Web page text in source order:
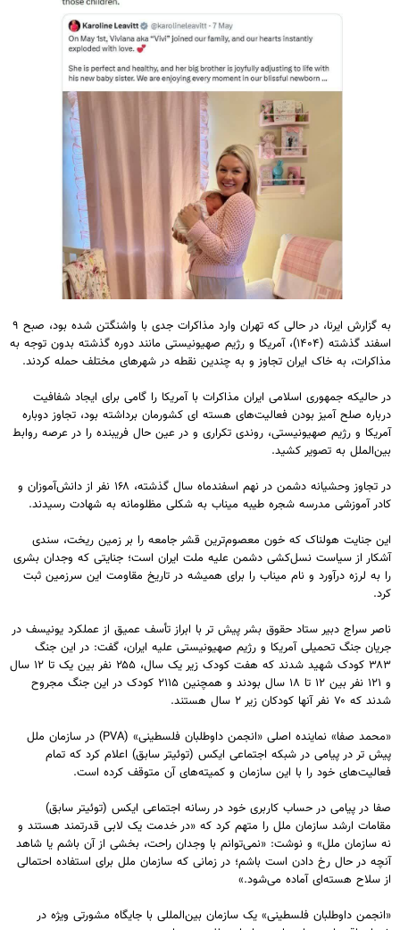
به گزارش ایرنا، در حالی که تهران وارد مذاکرات جدی با واشنگتن شده بود، صبح ۹
اسفند گذشته (۱۴۰۴)، آمریکا و رژیم صهیونیستی مانند دوره گذشته بدون توجه به
مذاکرات، به خاک ایران تجاوز و به چندین نقطه در شهرهای مختلف حمله کردند.
‌در حالیکه جمهوری اسلامی ایران مذاکرات با آمریکا را گامی برای ایجاد شفافیت
درباره صلح آمیز بودن فعالیت‌های هسته ای کشورمان برداشته بود، تجاوز دوباره
آمریکا و رژیم صهیونیستی، روندی تکراری و در عین حال فریبنده را در عرصه روابط
بین‌الملل به تصویر کشید.
در تجاوز وحشیانه دشمن در نهم اسفندماه سال گذشته، ۱۶۸ نفر از دانش‌آموزان و
کادر آموزشی مدرسه شجره طیبه میناب به شکلی مظلومانه به شهادت رسیدند.
این جنایت هولناک که خون معصوم‌ترین قشر جامعه را بر زمین ریخت، سندی
آشکار از سیاست نسل‌کشی دشمن علیه ملت ایران است؛ جنایتی که وجدان بشری
را به لرزه درآورد و نام میناب را برای همیشه در تاریخ مقاومت این سرزمین ثبت
کرد.
ناصر سراج دبیر ستاد حقوق بشر پیش تر با ابراز تأسف عمیق از عملکرد یونیسف در
جریان جنگ تحمیلی آمریکا و رژیم صهیونیستی علیه ایران، گفت: در این جنگ
۳۸۳ کودک شهید شدند که هفت کودک زیر یک سال، ۲۵۵ نفر بین یک تا ۱۲ سال
و ۱۲۱ نفر بین ۱۲ تا ۱۸ سال بودند و همچنین ۲۱۱۵ کودک در این جنگ مجروح
شدند که ۷۰ نفر آنها کودکان زیر ۲ سال هستند.
«محمد صفا» نماینده اصلی «انجمن داوطلبان فلسطینی» (PVA) در سازمان ملل
پیش تر در پیامی در شبکه اجتماعی ایکس (توئیتر سابق) اعلام کرد که تمام
فعالیت‌های خود را با این سازمان و کمیته‌های آن متوقف کرده است.
صفا در پیامی در حساب کاربری خود در رسانه اجتماعی ایکس (توئیتر سابق)
مقامات ارشد سازمان ملل را متهم کرد که «در خدمت یک لابی قدرتمند هستند و
نه سازمان ملل» و نوشت: «نمی‌توانم با وجدان راحت، بخشی از آن باشم یا شاهد
آنچه در حال رخ دادن است باشم؛ در زمانی که سازمان ملل برای استفاده احتمالی
از سلاح هسته‌ای آماده می‌شود.»
«انجمن داوطلبان فلسطینی» یک سازمان بین‌المللی با جایگاه مشورتی ویژه در